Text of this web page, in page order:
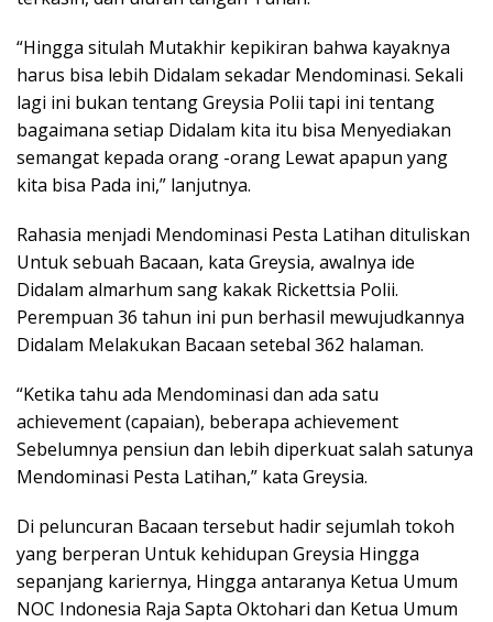
“Hingga situlah Mutakhir kepikiran bahwa kayaknya
harus bisa lebih Didalam sekadar Mendominasi. Sekali
lagi ini bukan tentang Greysia Polii tapi ini tentang
bagaimana setiap Didalam kita itu bisa Menyediakan
semangat kepada orang -orang Lewat apapun yang
kita bisa Pada ini,” lanjutnya.
Rahasia menjadi Mendominasi Pesta Latihan dituliskan
Untuk sebuah Bacaan, kata Greysia, awalnya ide
Didalam almarhum sang kakak Rickettsia Polii.
Perempuan 36 tahun ini pun berhasil mewujudkannya
Didalam Melakukan Bacaan setebal 362 halaman.
“Ketika tahu ada Mendominasi dan ada satu
achievement (capaian), beberapa achievement
Sebelumnya pensiun dan lebih diperkuat salah satunya
Mendominasi Pesta Latihan,” kata Greysia.
Di peluncuran Bacaan tersebut hadir sejumlah tokoh
yang berperan Untuk kehidupan Greysia Hingga
sepanjang kariernya, Hingga antaranya Ketua Umum
NOC Indonesia Raja Sapta Oktohari dan Ketua Umum